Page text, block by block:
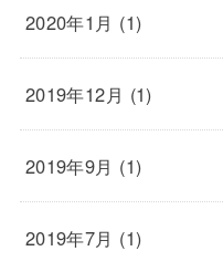
2020年1月 (1)
2019年12月 (1)
2019年9月 (1)
2019年7月 (1)